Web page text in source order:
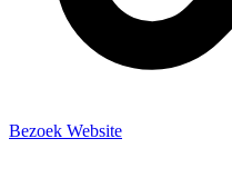
Bezoek Website